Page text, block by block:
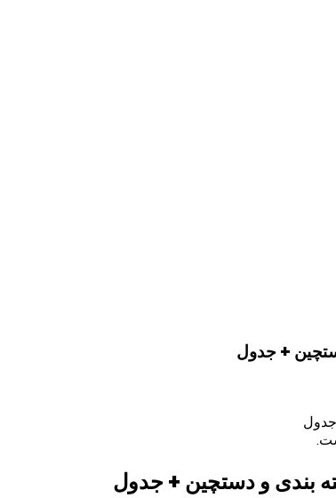
+ جدول
بندی و دستچین + جدول